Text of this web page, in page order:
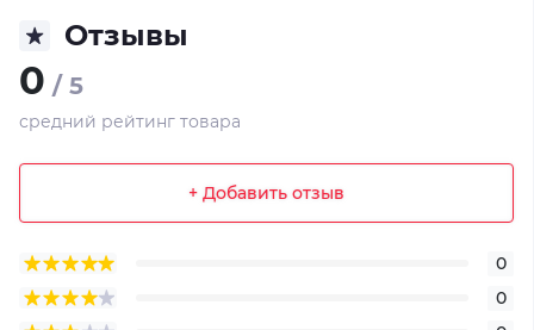
Отзывы
0 / 5
средний рейтинг товара
+ Добавить отзыв
0
0